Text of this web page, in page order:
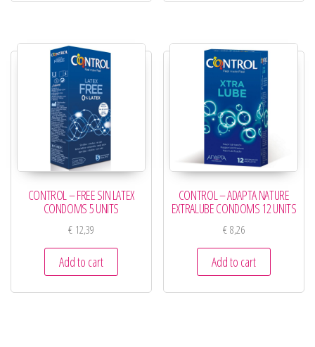
CONTROL – FREE SIN LATEX
CONDOMS 5 UNITS
€12,39
Add to cart
CONTROL – ADAPTA NATURE
EXTRALUBE CONDOMS 12 UNITS
€8,26
Add to cart